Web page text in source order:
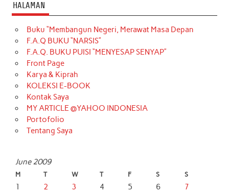
HALAMAN
Buku “Membangun Negeri, Merawat Masa Depan
F.A.Q BUKU “NARSIS”
F.A.Q. BUKU PUISI “MENYESAP SENYAP”
Front Page
Karya & Kiprah
KOLEKSI E-BOOK
Kontak Saya
MY ARTICLE @YAHOO INDONESIA
Portofolio
Tentang Saya
June 2009
M T W T F S S
1 2 3 4 5 6
7